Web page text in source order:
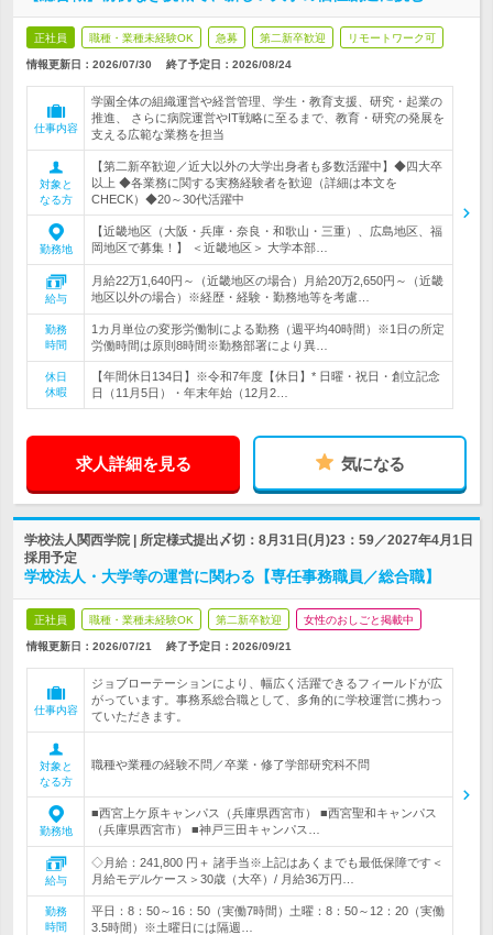
正社員 職種・業種未経験OK 急募 第二新卒歓迎 リモートワーク可
情報更新日：2026/07/30 終了予定日： 2026/08/24
仕事内容
学園全体の組織運営や経営管理、学生・教育支援、研究・起業の
推進、 さらに病院運営やIT戦略に至るまで、教育・研究の発展を
支える広範な業務を担当
対象と
なる方
【第二新卒歓迎／近大以外の大学出身者も多数活躍中】◆四大卒
以上 ◆各業務に関する実務経験者を歓迎（詳細は本文を
CHECK）◆20～30代活躍中
勤務地
【近畿地区（大阪・兵庫・奈良・和歌山・三重）、広島地区、福
岡地区で募集！】 ＜近畿地区＞ 大学本部…
給与
月給22万1,640円～（近畿地区の場合）月給20万2,650円～（近畿
地区以外の場合）※経歴・経験・勤務地等を考慮…
勤務
時間
1カ月単位の変形労働制による勤務（週平均40時間）※1日の所定
労働時間は原則8時間※勤務部署により異…
休日
休暇
【年間休日134日】※令和7年度【休日】* 日曜・祝日・創立記念
日（11月5日）・年末年始（12月2…
求人詳細を見る 気になる
学校法人関西学院 | 所定様式提出〆切：8月31日(月)23：59／2027年4月1日
採用予定
学校法人・大学等の運営に関わる【専任事務職員／総合職】
正社員 職種・業種未経験OK 第二新卒歓迎 女性のおしごと掲載中
情報更新日：2026/07/21 終了予定日： 2026/09/21
仕事内容
ジョブローテーションにより、幅広く活躍できるフィールドが広
がっています。事務系総合職として、多角的に学校運営に携わっ
ていただきます。
対象と
なる方
職種や業種の経験不問／卒業・修了学部研究科不問
勤務地
■西宮上ケ原キャンパス（兵庫県西宮市） ■西宮聖和キャンパス
（兵庫県西宮市） ■神戸三田キャンパス…
給与
◇月給：241,800 円＋ 諸手当※上記はあくまでも最低保障です＜
月給モデルケース＞30歳（大卒）/ 月給36万円…
勤務
時間
平日：8：50～16：50（実働7時間）土曜：8：50～12：20（実働
3.5時間）※土曜日には隔週…